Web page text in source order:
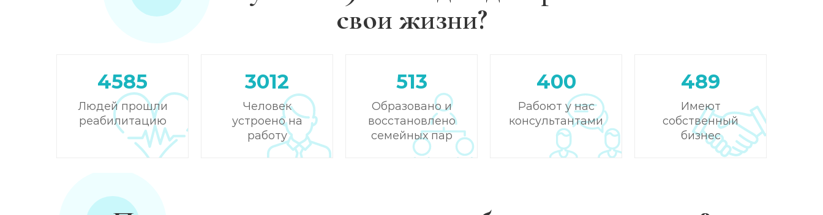
свои жизни?
4585
Людей прошли
реабилитацию
3012
Человек
устроено на
работу
513
Образовано и
восстановлено
семейных пар
400
Рабоют у нас
консультантами
489
Имеют
собственный
бизнес